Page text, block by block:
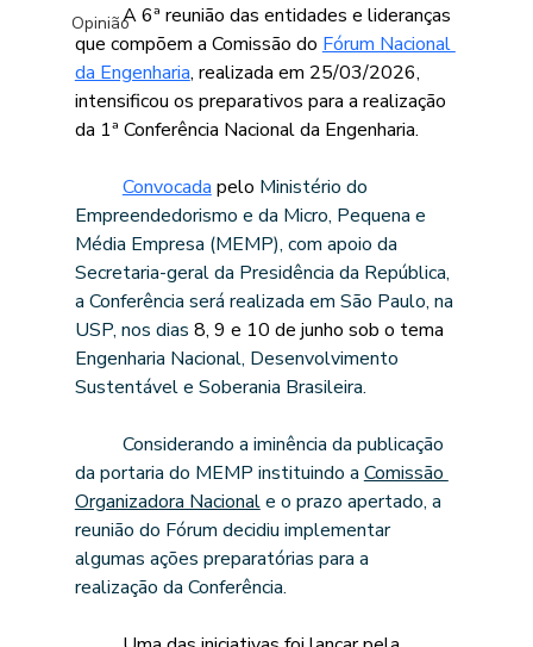
Opinião
	A 6ª reunião das entidades e lideranças
que compõem a Comissão do Fórum Nacional
da Engenharia, realizada em 25/03/2026,
intensificou os preparativos para a realização
da 1ª Conferência Nacional da Engenharia.
Convocada pelo Ministério do
Empreendedorismo e da Micro, Pequena e
Média Empresa (MEMP), com apoio da
Secretaria-geral da Presidência da República,
a Conferência será realizada em São Paulo, na
USP, nos dias 8, 9 e 10 de junho sob o tema
Engenharia Nacional, Desenvolvimento
Sustentável e Soberania Brasileira.
da portaria do MEMP instituindo a Comissão
Organizadora Nacional e o prazo apertado, a
reunião do Fórum decidiu implementar
algumas ações preparatórias para a
realização da Conferência.